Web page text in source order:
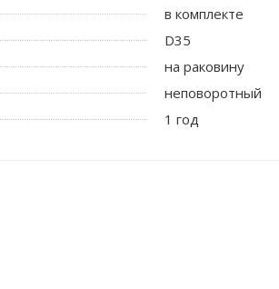
в комплекте
D35
на раковину
неповоротный
1 год